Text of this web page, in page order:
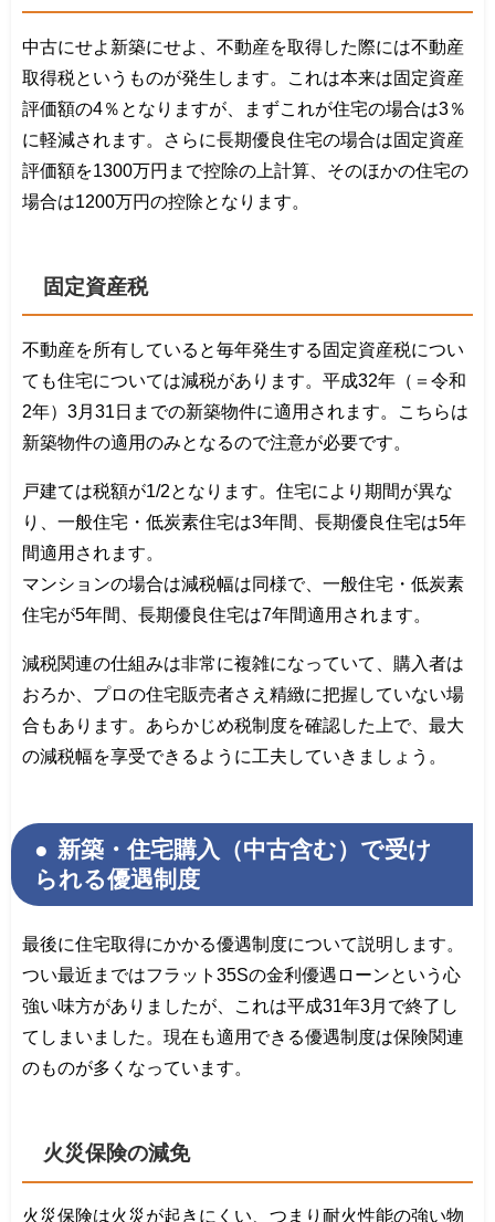
中古にせよ新築にせよ、不動産を取得した際には不動産
取得税というものが発生します。これは本来は固定資産
評価額の4％となりますが、まずこれが住宅の場合は3％
に軽減されます。さらに長期優良住宅の場合は固定資産
評価額を1300万円まで控除の上計算、そのほかの住宅の
場合は1200万円の控除となります。
固定資産税
不動産を所有していると毎年発生する固定資産税につい
ても住宅については減税があります。平成32年（＝令和
2年）3月31日までの新築物件に適用されます。こちらは
新築物件の適用のみとなるので注意が必要です。
戸建ては税額が1/2となります。住宅により期間が異な
り、一般住宅・低炭素住宅は3年間、長期優良住宅は5年
間適用されます。
マンションの場合は減税幅は同様で、一般住宅・低炭素
住宅が5年間、長期優良住宅は7年間適用されます。
減税関連の仕組みは非常に複雑になっていて、購入者は
おろか、プロの住宅販売者さえ精緻に把握していない場
合もあります。あらかじめ税制度を確認した上で、最大
の減税幅を享受できるように工夫していきましょう。
新築・住宅購入（中古含む）で受け
られる優遇制度
最後に住宅取得にかかる優遇制度について説明します。
つい最近まではフラット35Sの金利優遇ローンという心
強い味方がありましたが、これは平成31年3月で終了し
てしまいました。現在も適用できる優遇制度は保険関連
のものが多くなっています。
火災保険の減免
火災保険は火災が起きにくい、つまり耐火性能の強い物